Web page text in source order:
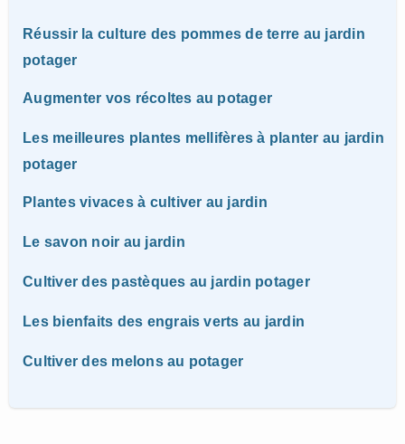
Réussir la culture des pommes de terre au jardin
potager
Augmenter vos récoltes au potager
Les meilleures plantes mellifères à planter au jardin
potager
Plantes vivaces à cultiver au jardin
Le savon noir au jardin
Cultiver des pastèques au jardin potager
Les bienfaits des engrais verts au jardin
Cultiver des melons au potager